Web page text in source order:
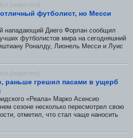
(новости)
футболист, но Месси
нападающий Диего Форлан сообщил
футболистов мира на сегодняшний
Роналду, Лионель Месси и Луис
(новости)
раньше грешил пасами в ущерб
«Реала» Марко Асенсио
сезоне несколько пересмотрел свою
отметил, что стал чаще наносить